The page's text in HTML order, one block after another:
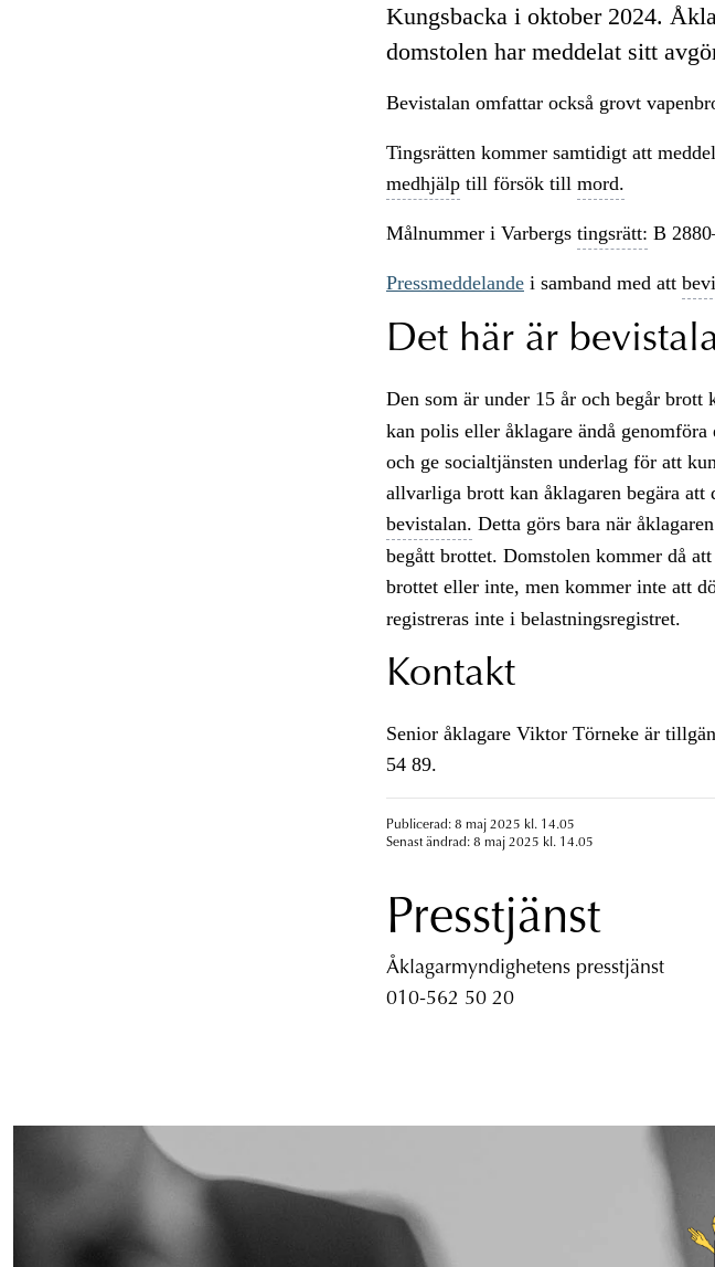
Kungsbacka i oktober 2024.
domstolen har meddelat sitt
Bevistalan omfattar också grovt
Tingsrätten kommer samtidigt att
medhjälptill försök till mord.
Målnummer i Varbergs tingsrätt: B
Pressmeddelandei samband med att
Det här är
Den som är under 15 år och begår brott
kan polis eller åklagare ändå
och ge socialtjänsten underlag för att
allvarliga brott kan åklagaren begära
bevistalan. Detta görs bara när
begått brottet. Domstolen kommer då
brottet eller inte, men kommer inte att
registreras inte i belastningsregistret.
Kontakt
Senior åklagare Viktor Törneke är
54 89.
Publicerad: 8 maj 2025 kl. 14.05
Senast ändrad: 8 maj 2025 kl. 14.05
Presstjänst
Åklagarmyndighetens presstjänst
010-562 50 20